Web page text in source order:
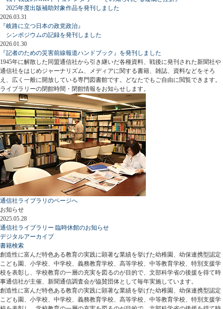
2025年度出版補助対象作品を発刊しました
2026.03.31
『岐路に立つ日本の政党政治』
シンポジウムの記録を発刊しました
2026.01.30
『記者のための災害前線報道ハンドブック』を発刊しました
1945年に解散した同盟通信社から引き継いだ各種資料、戦後に発刊された新聞社や
通信社をはじめジャーナリズム、メディアに関する書籍、雑誌、資料などをそろ
え、広く一般に開放している専門図書館です。どなたでもご自由に閲覧できます。
ライブラリーの閉館時間・閉館情報をお知らせします。
通信社ライブラリのページへ
お知らせ
2025.05.28
通信社ライブラリー 臨時休館のお知らせ
デジタルアーカイブ
書籍検索
創造性に富んだ特色ある教育の実践に顕著な業績を挙げた幼稚園、幼保連携型認定
こども園、小学校、中学校、義務教育学校、高等学校、中等教育学校、特別支援学
校を表彰し、学校教育の一層の充実を図るのが目的で、文部科学省の後援を得て時
事通信社が主催、新聞通信調査会が協賛団体として毎年実施しています。
創造性に富んだ特色ある教育の実践に顕著な業績を挙げた幼稚園、幼保連携型認定
こども園、小学校、中学校、義務教育学校、高等学校、中等教育学校、特別支援学